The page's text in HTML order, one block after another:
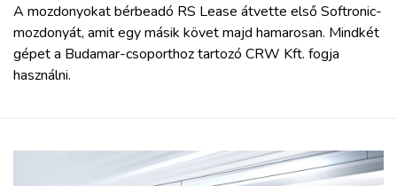
A mozdonyokat bérbeadó RS Lease átvette első Softronic-
mozdonyát, amit egy másik követ majd hamarosan. Mindkét
gépet a Budamar-csoporthoz tartozó CRW Kft. fogja
használni.